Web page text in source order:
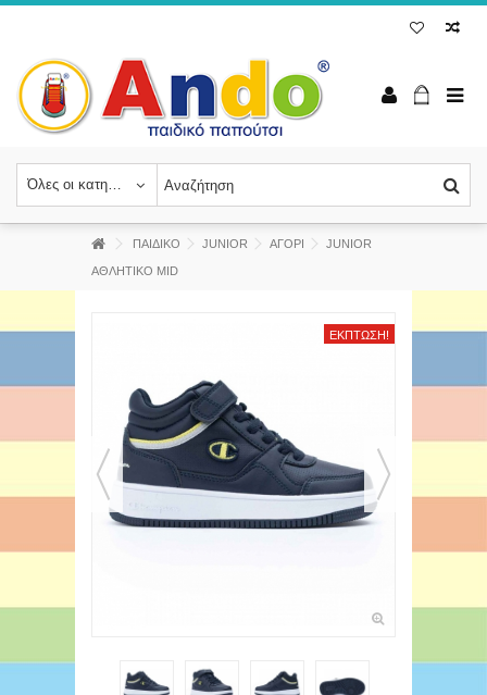
Όλες οι κατηγορίες
ΠΑΙΔΙΚΟ JUNIOR ΑΓΟΡΙ JUNIOR
ΑΘΛΗΤΙΚΟ MID
ΈΚΠΤΩΣΗ!